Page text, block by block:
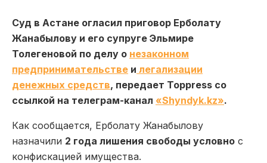
Суд в Астане огласил приговор Ерболату
Жанабылову и его супруге Эльмире
Толегеновой по делу о незаконном
предпринимательстве и легализации
денежных средств, передает Toppress со
ссылкой на телеграм-канал «Shyndyk.kz».
Как сообщается, Ерболату Жанабылову
назначили 2 года лишения свободы условно с
конфискацией имущества.